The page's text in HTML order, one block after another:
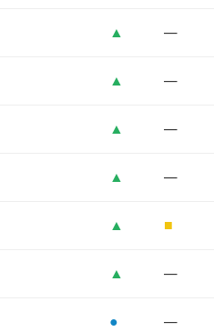
▲ —
▲ —
▲ —
▲ —
▲ ■
▲ —
● —